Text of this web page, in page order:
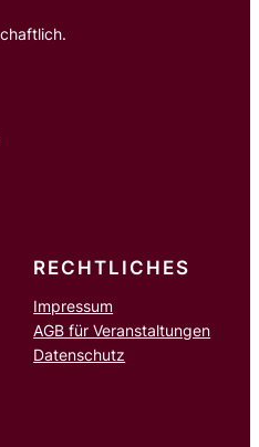
RECHTLICHES
Impressum
AGB für Veranstaltungen
Datenschutz